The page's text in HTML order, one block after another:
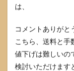
7.2
が来
たと
は、
コメントありがと
こちら、送料と手
値下げは難しい
検討いただけます